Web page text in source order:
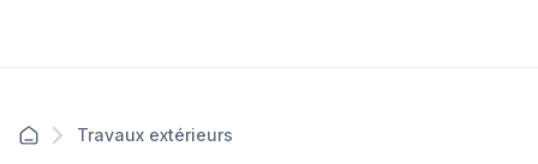
Travaux extérieurs